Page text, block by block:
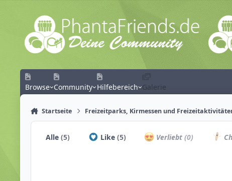
Zum Inhalt springen
Browse Community Hilfebereich Galerie
Startseite Freizeitparks, Kirmessen und
Alle(5) Like (5) Verliebt(0)